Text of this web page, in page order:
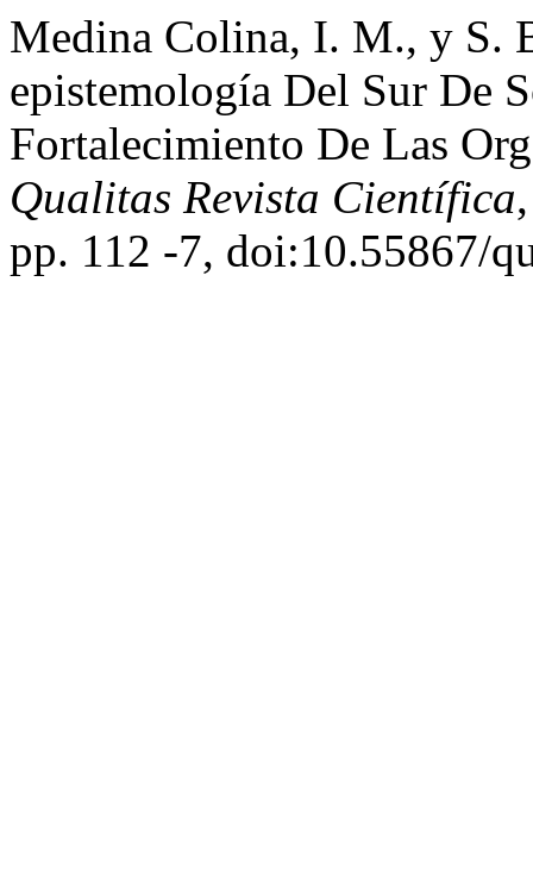
Medina Colina, I. M., y S.
epistemología Del Sur De
Fortalecimiento De Las
Qualitas Revista Científica
pp. 112 -7, doi:10.55867/